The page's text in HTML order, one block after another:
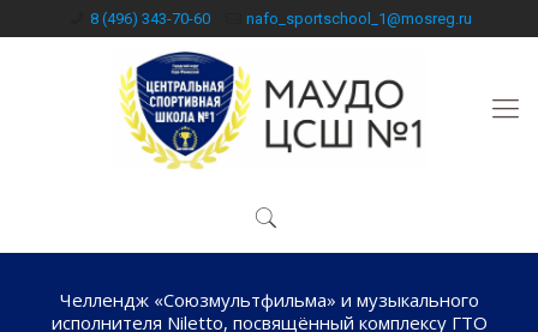
8 (496) 343-70-60 nafo_sportschool_1@mosreg.ru
Челлендж «Союзмультфильма» и музыкального
исполнителя Niletto, посвящённый комплексу ГТО